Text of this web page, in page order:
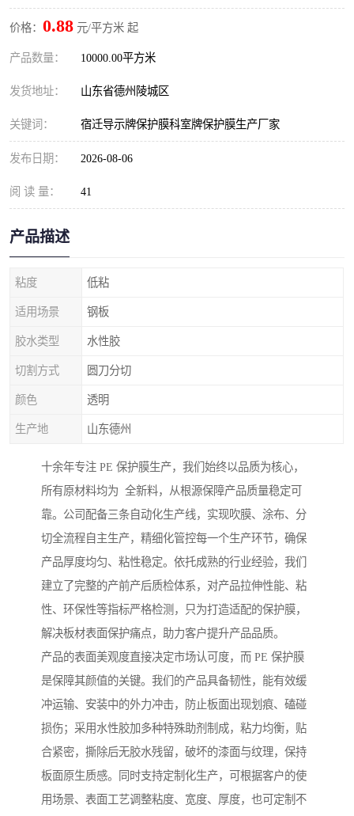
价格： 0.88 元/平方米 起
产品数量： 10000.00平方米
发货地址： 山东省德州陵城区
关键词： 宿迁导示牌保护膜科室牌保护膜生产厂家
发布日期： 2026-08-06
阅 读 量： 41
产品描述
粘度 低粘
适用场景 钢板
胶水类型 水性胶
切割方式 圆刀分切
颜色 透明
生产地 山东德州
十余年专注 PE 保护膜生产，我们始终以品质为核心，
所有原材料均为 全新料，从根源保障产品质量稳定可
靠。公司配备三条自动化生产线，实现吹膜、涂布、分
切全流程自主生产，精细化管控每一个生产环节，确保
产品厚度均匀、粘性稳定。依托成熟的行业经验，我们
建立了完整的产前产后质检体系，对产品拉伸性能、粘
性、环保性等指标严格检测，只为打造适配的保护膜，
解决板材表面保护痛点，助力客户提升产品品质。
产品的表面美观度直接决定市场认可度，而 PE 保护膜
是保障其颜值的关键。我们的产品具备韧性，能有效缓
冲运输、安装中的外力冲击，防止板面出现划痕、磕碰
损伤；采用水性胶加多种特殊助剂制成，粘力均衡，贴
合紧密，撕除后无胶水残留，破坏的漆面与纹理，保持
板面原生质感。同时支持定制化生产，可根据客户的使
用场景、表面工艺调整粘度、宽度、厚度，也可定制不